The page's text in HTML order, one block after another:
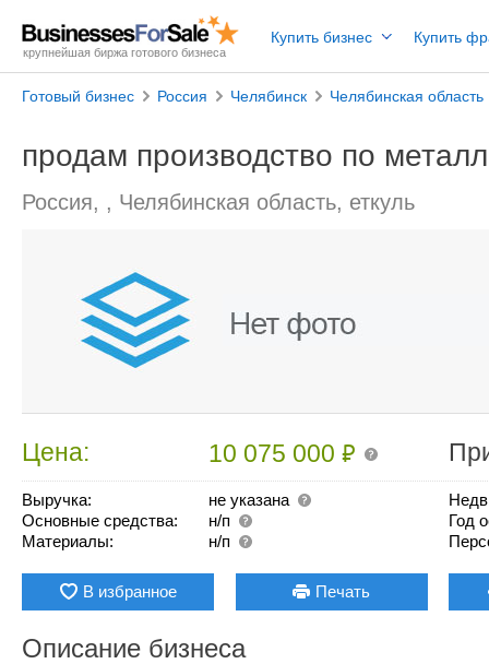
крупнейшая биржа готового бизнеса
Купить бизнес Купить
Готовый бизнес Россия Челябинск Челябинская область
продам производство по
Россия, , Челябинская область, еткуль
Цена: 10 075 000₽
Выручка:
не указана
Основные средства:
н/п
Материалы:
н/п
Год
В избранное Печать
Описание бизнеса